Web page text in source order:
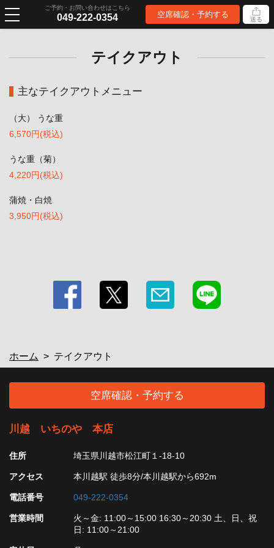
ご予約・お問い合わせはこちら
049-222-0354 空席確認・予約する 送る
テイクアウト
主なテイクアウトメニュー
（大） うな重
6,570円(税込)
うな重（菊）
4,220円(税込)
蒲焼・白焼
3,950円(税込)
埼玉県川越市松江町１-18-10
https://kawagoeichinoya.owst.jp/takeouts
ホーム テイクアウト
空席確認・予約する
川越 いちのや 本店
住所 埼玉県川越市松江町１-18-10
アクセス 本川越駅 徒歩8分/本川越駅から692m
電話番号 049-222-0354
営業時間
火～金: 11:00～15:00 16:30～20:30 土、日、祝
日: 11:00～21:00